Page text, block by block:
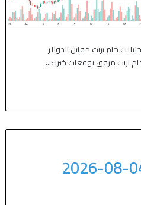
خام برنت اليوم 2026-08-05 تحليلات خام برنت مقابل الدولار
تحليل خام برنت 04-08-2026